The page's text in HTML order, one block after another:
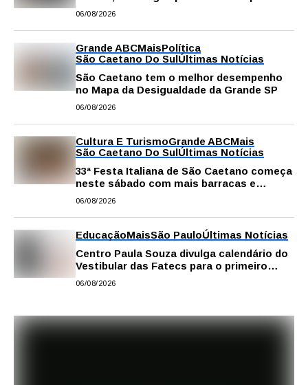
público
06/08/2026
Grande ABCMaisPolítica
São Caetano Do SulÚltimas Notícias
São Caetano tem o melhor desempenho
no Mapa da Desigualdade da Grande SP
06/08/2026
Cultura E TurismoGrande ABCMais
São Caetano Do SulÚltimas Notícias
33ª Festa Italiana de São Caetano começa
neste sábado com mais barracas e
novidades em decoração e atrações
06/08/2026
EducaçãoMaisSão PauloÚltimas Notícias
Centro Paula Souza divulga calendário do
Vestibular das Fatecs para o primeiro
semestre de 2027
06/08/2026